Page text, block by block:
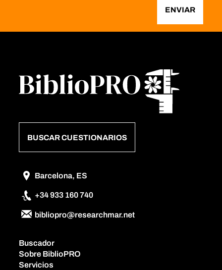
ENVIAR
BUSCAR CUESTIONARIOS
Barcelona, ES
+34 933 160 740
bibliopro@researchmar.net
Buscador
Sobre BiblioPRO
Servicios